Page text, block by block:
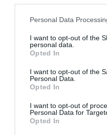
Please note that this
not limited to your visit or
grant or deny consent to
use your data for below
consent section.
Personal Data
I want to opt-out of the
personal data.
Opted In
I want to opt-out of the
Personal Data.
Opted In
I want to opt-out of
Personal Data for
Opted In